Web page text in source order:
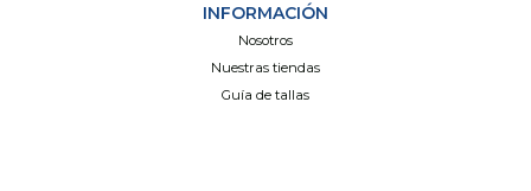
INFORMACIÓN
Nosotros
Nuestras tiendas
Guía de tallas